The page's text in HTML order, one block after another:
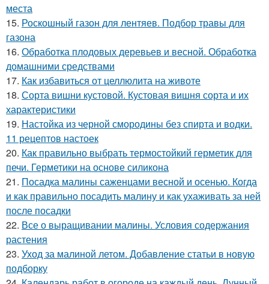
места
15. Роскошный газон для лентяев. Подбор травы для
газона
16. Обработка плодовых деревьев и весной. Обработка
домашними средствами
17. Как избавиться от целлюлита на животе
18. Сорта вишни кустовой. Кустовая вишня сорта и их
характеристики
19. Настойка из черной смородины без спирта и водки.
11 рецептов настоек
20. Как правильно выбрать термостойкий герметик для
печи. Герметики на основе силикона
21. Посадка малины саженцами весной и осенью. Когда
и как правильно посадить малину и как ухаживать за ней
после посадки
22. Все о выращивании малины. Условия содержания
растения
23. Уход за малиной летом. Добавление статьи в новую
подборку